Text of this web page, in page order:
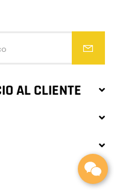
AL CLIENTE